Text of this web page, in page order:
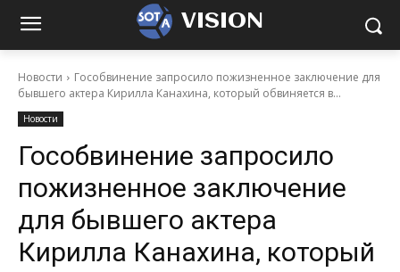
VISION
Новости
Гособвинение запросило пожизненное заключение для
бывшего актера Кирилла Канахина, который обвиняется в...
Новости
Гособвинение запросило
пожизненное заключение
для бывшего актера
Кирилла Канахина, который